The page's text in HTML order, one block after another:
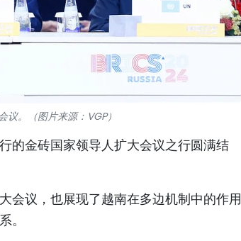
。（图片来源：VGP）
的金砖国家领导人扩大会议之行圆满结
会议，也展现了越南在多边机制中的作用
。